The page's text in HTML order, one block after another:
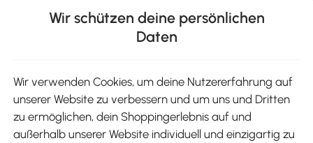
Aosom-App
Wir schützen deine persönlichen
Daten
Wir verwenden Cookies, um deine Nutzererfahrung auf
unserer Website zu verbessern und um uns und Dritten
zu ermöglichen, dein Shoppingerlebnis auf und
außerhalb unserer Website individuell und einzigartig zu